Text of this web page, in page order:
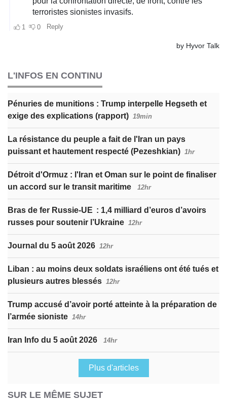
L'INFOS EN CONTINU
Pénuries de munitions : Trump interpelle Hegseth et
exige des explications (rapport) 19min
La résistance du peuple a fait de l'Iran un pays
puissant et hautement respecté (Pezeshkian) 1hr
Détroit d'Ormuz : l'Iran et Oman sur le point de finaliser
un accord sur le transit maritime
12hr
Bras de fer Russie-UE : 1,4 milliard d’euros d’avoirs
russes pour soutenir l’Ukraine 12hr
Journal du 5 août 2026 12hr
Liban : au moins deux soldats israéliens ont été tués et
plusieurs autres blessés 12hr
Trump accusé d’avoir porté atteinte à la préparation de
l’armée sioniste 14hr
Iran Info du 5 août 2026 14hr
Plus d'articles
SUR LE MÊME SUJET